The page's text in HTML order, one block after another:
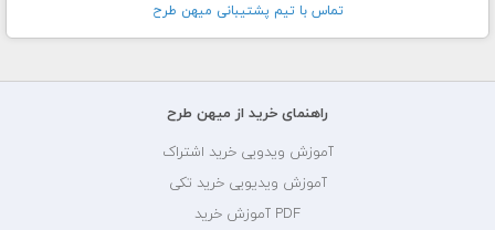
تماس با تيم پشتيبانی ميهن طرح
راهنمای خرید از میهن طرح
آموزش ویدویی خرید اشتراک
آموزش ویدیویی خرید تکی
PDF آموزش خرید